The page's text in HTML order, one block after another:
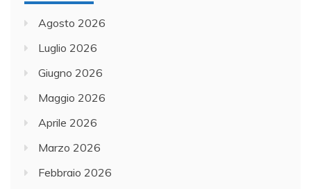
Agosto 2026
Luglio 2026
Giugno 2026
Maggio 2026
Aprile 2026
Marzo 2026
Febbraio 2026